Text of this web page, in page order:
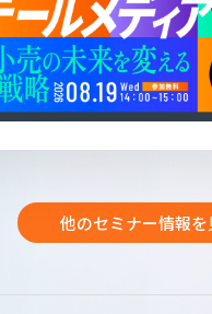
他のセミナー情報を